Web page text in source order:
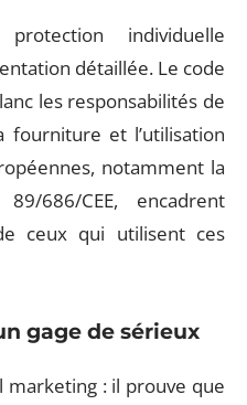
individuelle
détaillée. Le code
les responsabilités de
fourniture et l’utilisation
notamment la
686/CEE, encadrent
ceux qui utilisent ces
gage de sérieux
marketing : il prouve que